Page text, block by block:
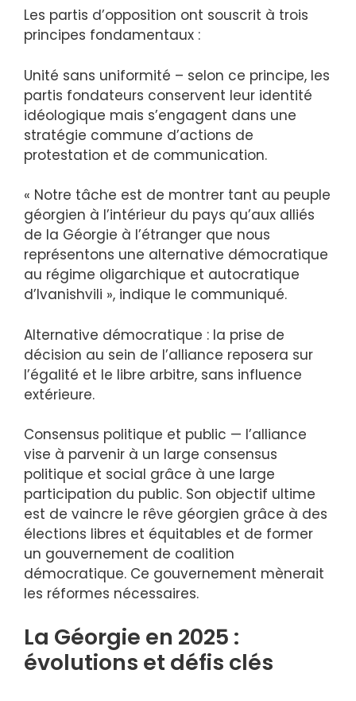
Les partis d’opposition ont souscrit à trois
principes fondamentaux :
Unité sans uniformité – selon ce principe, les
partis fondateurs conservent leur identité
idéologique mais s’engagent dans une
stratégie commune d’actions de
protestation et de communication.
« Notre tâche est de montrer tant au peuple
géorgien à l’intérieur du pays qu’aux alliés
de la Géorgie à l’étranger que nous
représentons une alternative démocratique
au régime oligarchique et autocratique
d’Ivanishvili », indique le communiqué.
Alternative démocratique : la prise de
décision au sein de l’alliance reposera sur
l’égalité et le libre arbitre, sans influence
extérieure.
Consensus politique et public — l’alliance
vise à parvenir à un large consensus
politique et social grâce à une large
participation du public. Son objectif ultime
est de vaincre le rêve géorgien grâce à des
élections libres et équitables et de former
un gouvernement de coalition
démocratique. Ce gouvernement mènerait
les réformes nécessaires.
La Géorgie en 2025 :
évolutions et défis clés